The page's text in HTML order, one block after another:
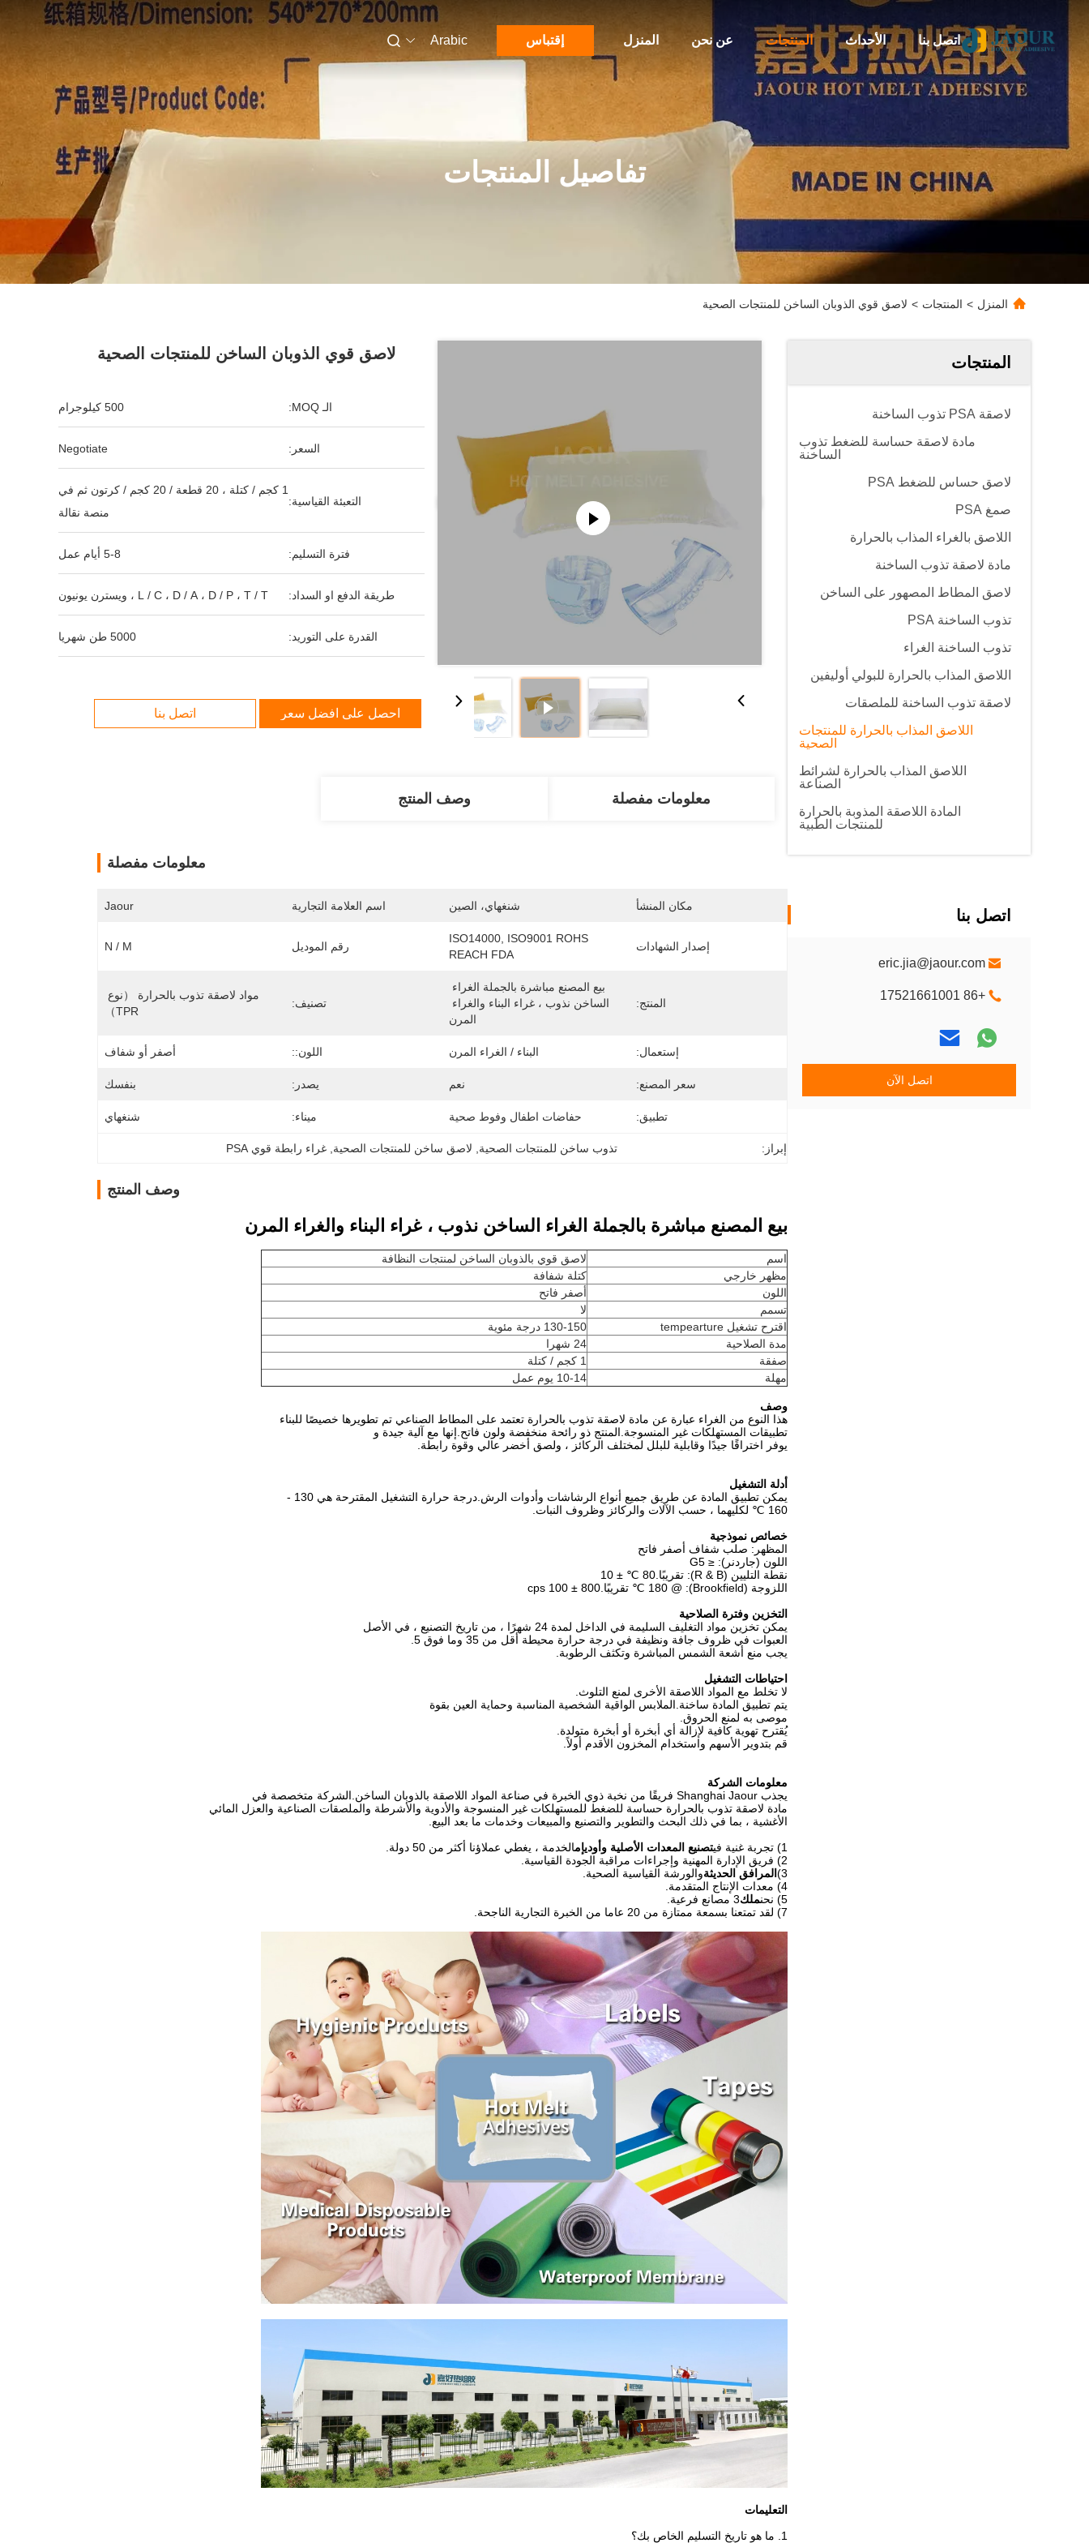
المنزل عن نحن المنتجات الأحداث اتصل بنا إقتباس Arabic
تفاصيل المنتجات
المنزل > المنتجات > لاصق قوي الذوبان الساخن للمنتجات الصحية
المنتجات
لاصقة PSA تذوب الساخنة
مادة لاصقة حساسة للضغط تذوب
الساخنة
لاصق حساس للضغط PSA
صمغ PSA
اللاصق بالغراء المذاب بالحرارة
مادة لاصقة تذوب الساخنة
لاصق المطاط المصهور على الساخن
تذوب الساخنة PSA
تذوب الساخنة الغراء
اللاصق المذاب بالحرارة للبولي أوليفين
لاصقة تذوب الساخنة للملصقات
اللاصق المذاب بالحرارة للمنتجات
الصحية
اللاصق المذاب بالحرارة لشرائط
الصناعة
المادة اللاصقة المذوبة بالحرارة
للمنتجات الطبية
اتصل بنا
eric.jia@jaour.com
+86 17521661001
اتصل الآن
لاصق قوي الذوبان الساخن للمنتجات الصحية
الـ MOQ: 500 كيلوجرام
السعر: Negotiate
التعبئة القياسية:
1 كجم / كتلة ، 20 قطعة / 20 كجم / كرتون ثم في
منصة نقالة
فترة التسليم: 5-8 أيام عمل
طريقة الدفع او السداد: L / C ، D / A ، D / P ، T / T ، ويسترن يونيون
القدرة على التوريد: 5000 طن شهريا
احصل على افضل سعر اتصل بنا
معلومات مفصلة وصف المنتج
معلومات مفصلة
مكان المنشأ شنغهاي، الصين اسم العلامة التجارية Jaour
إصدار الشهادات
ISO14000, ISO9001 ROHS
REACH FDA
رقم الموديل N / M
المنتج:
المرن
تصنيف:
TPR）
إستعمال: البناء / الغراء المرن اللون:: أصفر أو شفاف
سعر المصنع: نعم يصدر: بنفسك
تطبيق: حفاضات اطفال وفوط صحية ميناء: شنغهاي
إبراز: تذوب ساخن للمنتجات الصحية لاصق ساخن للمنتجات الصحية , غراء رابطة قوي PSA
وصف المنتج
بيع المصنع مباشرة بالجملة الغراء الساخن نذوب ، غراء البناء والغراء المرن
اسم
لاصق قوي بالذوبان الساخن لمنتجات النظافة
مظهر خارجي
كتلة شفافة
اللون
أصفر فاتح
تسمم
لا
اقترح تشغيل tempearture
130-150 درجة مئوية
مدة الصلاحية
24 شهرا
صفقة
1 كجم / كتلة
مهلة
10-14 يوم عمل
وصف
هذا النوع من الغراء عبارة عن مادة لاصقة تذوب بالحرارة تعتمد على المطاط الصناعي تم تطويرها خصيصًا للبناء
تطبيقات المستهلكات غير المنسوجة.المنتج ذو رائحة منخفضة ولون فاتح.إنها مع آلية جيدة و
يوفر اختراقًا جيدًا وقابلية للبلل لمختلف الركائز ، ولصق أخضر عالي وقوة رابطة.
أدلة التشغيل
يمكن تطبيق المادة عن طريق جميع أنواع الرشاشات وأدوات الرش.درجة حرارة التشغيل المقترحة هي 130 -
160 ℃ لكليهما ، حسب الآلات والركائز وظروف النبات.
خصائص نموذجية
المظهر: صلب شفاف أصفر فاتح
اللون (جاردنر): ≤ G5
نقطة التليين (R & B): تقريبًا.80 ℃ ± 10
اللزوجة (Brookfield): @ 180 ℃ تقريبًا.800 ± 100 cps
التخزين وفترة الصلاحية
يمكن تخزين مواد التغليف السليمة في الداخل لمدة 24 شهرًا ، من تاريخ التصنيع ، في الأصل
العبوات في ظروف جافة ونظيفة في درجة حرارة محيطة أقل من 35 وما فوق 5.
يجب منع أشعة الشمس المباشرة وتكثف الرطوبة.
احتياطات التشغيل
لا تخلط مع المواد اللاصقة الأخرى لمنع التلوث.
يتم تطبيق المادة ساخنة.الملابس الواقية الشخصية المناسبة وحماية العين بقوة
موصى به لمنع الحروق.
يُقترح تهوية كافية لإزالة أي أبخرة أو أبخرة متولدة.
قم بتدوير الأسهم واستخدام المخزون الأقدم أولاً.
معلومات الشركة
يجذب Shanghai Jaour فريقًا من نخبة ذوي الخبرة في صناعة المواد اللاصقة بالذوبان الساخن.الشركة متخصصة في
مادة لاصقة تذوب بالحرارة حساسة للضغط للمستهلكات غير المنسوجة والأدوية والأشرطة والملصقات الصناعية والعزل المائي
الأغشية ، بما في ذلك البحث والتطوير والتصنيع والمبيعات وخدمات ما بعد البيع.
1) تجربة غنية في
تصنيع المعدات الأصلية وأوديإمالخدمة ، يغطي عملاؤنا أكثر من 50 دولة.
2) فريق الإدارة المهنية وإجراءات مراقبة الجودة القياسية.
3) المرافق الحديثةوالورشة القياسية الصحية.
4) معدات الإنتاج المتقدمة.
5) نحن
ملك3 مصانع فرعية.
7) لقد تمتعنا بسمعة ممتازة من 20 عاما من الخبرة التجارية الناجحة.
التعليمات
1. ما هو تاريخ التسليم الخاص بك؟